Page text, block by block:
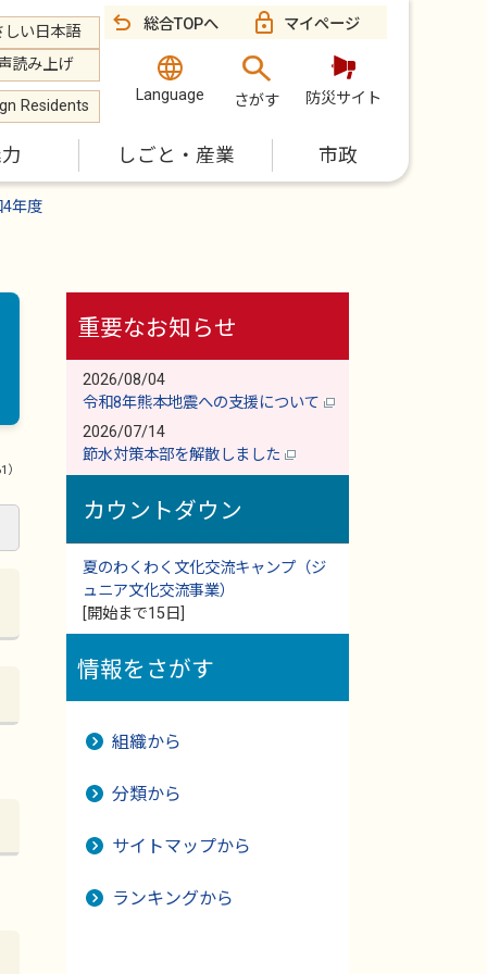
しい日本語
読み上げ
Residents
総合TOPへ マイページ
Language さがす 防災サイト
しごと・産業 市政
年度
重要なお知らせ
2026/08/04
令和8年熊本地震への支援について
2026/07/14
節水対策本部を解散しました
カウントダウン
夏のわくわく文化交流キャンプ（ジ
ュニア文化交流事業）
[開始まで15日]
情報をさがす
組織から
分類から
サイトマップから
ランキングから